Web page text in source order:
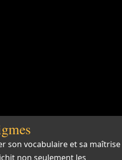
son vocabulaire et sa maîtrise
non seulement les